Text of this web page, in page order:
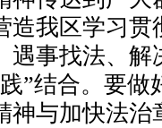
造我区学习
遇事找法、
”结合。要
神与加快法